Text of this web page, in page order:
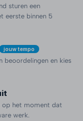
sturen een
eerste binnen 5
jouw tempo
beoordelingen en kies
op het moment dat
werk.